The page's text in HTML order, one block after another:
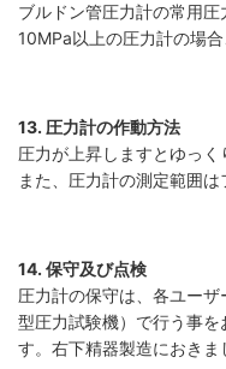
ブルドン管圧力計の常用
10MPa以上の圧力計の場
13. 圧力計の作動方法
圧力が上昇しますとゆっ
また、圧力計の測定範囲
14. 保守及び点検
圧力計の保守は、各ユー
型圧力試験機）で行う事
す。右下精器製造におき